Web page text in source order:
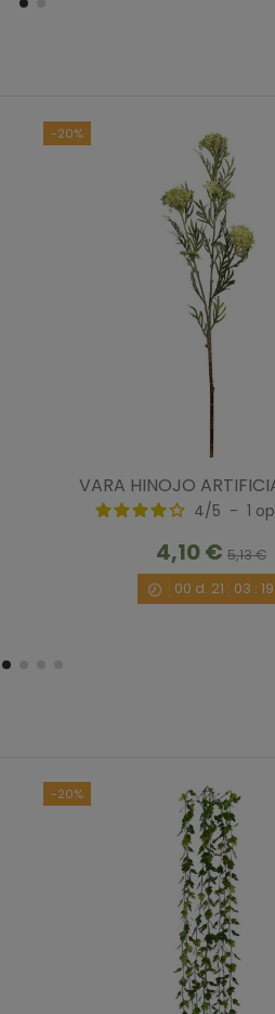
-20%
VARA HINOJO
4/5 - 1
4,10 € 5,13 €
00 d. 21 : 03 :18
-20%